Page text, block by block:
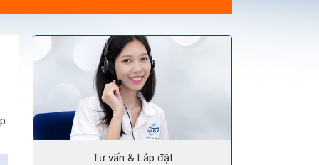
Tư vấn & Lắp đặt